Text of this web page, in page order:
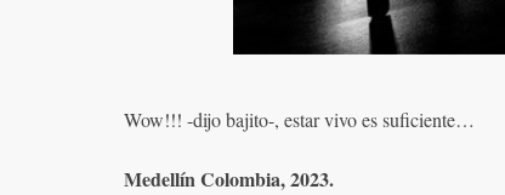
Wow!!! -dijo bajito-, estar vivo es suficiente…
Medellín Colombia, 2023.